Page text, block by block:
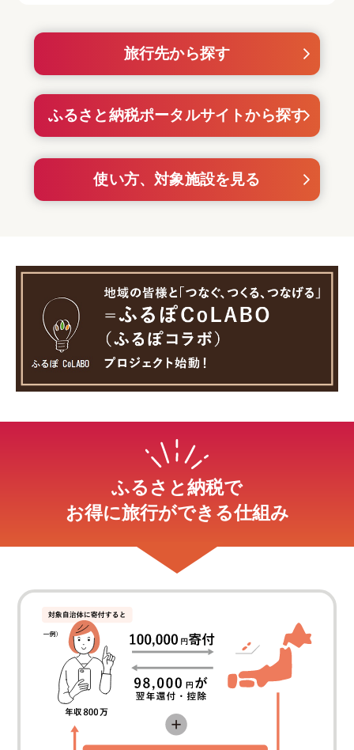
旅行先から探す
ふるさと納税ポータルサイトから探す
使い方、対象施設を見る
ふるさと納税で
お得に旅行ができる仕組み